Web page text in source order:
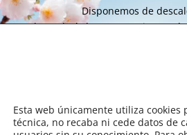
Disponemos de
lavanderíalo que permite que
Esta web únicamente utiliza cookies
técnica, no recaba ni cede datos de